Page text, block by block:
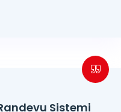
Sistemi